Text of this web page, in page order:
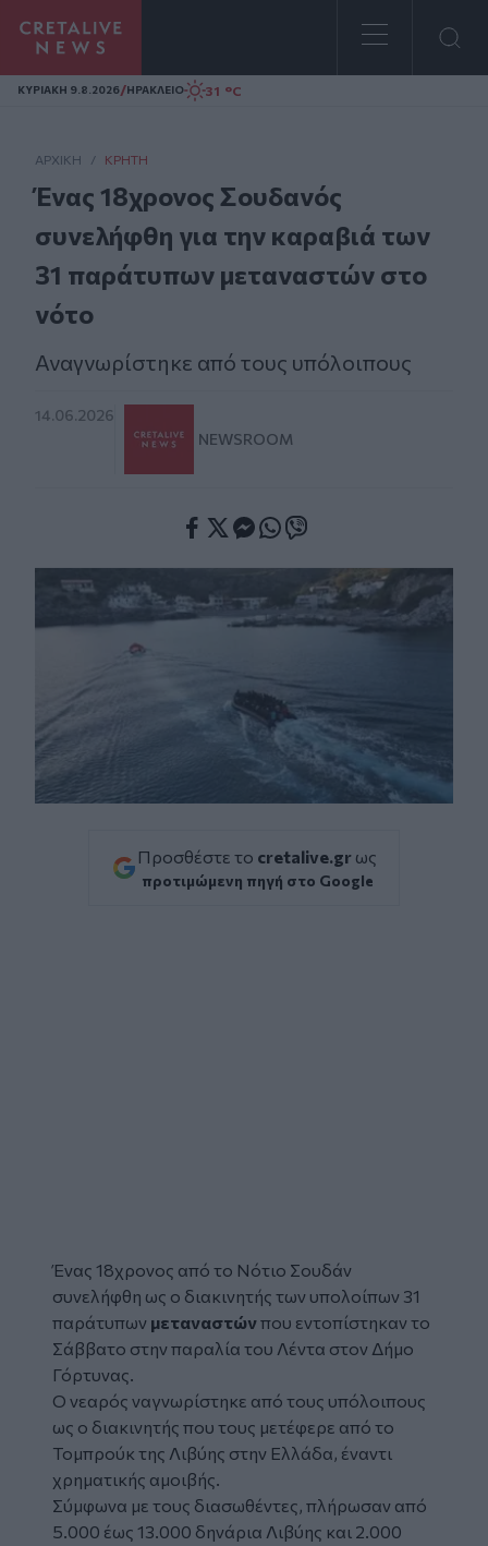
Homepage
ΚΥΡΙΑΚΗ 9.8.2026/ΗΡΑΚΛΕΙΟ 31 °C
ΑΡΧΙΚΗ / ΚΡΉΤΗ
Ένας 18χρονος Σουδανός
συνελήφθη για την καραβιά των
31 παράτυπων μεταναστών στο
νότο
Αναγνωρίστηκε από τους υπόλοιπους
14.06.2026
NEWSROOM
Προσθέστε το cretalive.gr ως
προτιμώμενη πηγή στο Google
Ένας 18χρονος από το Νότιο Σουδάν
συνελήφθη ως ο διακινητής των υπολοίπων 31
παράτυπων μεταναστώνπου εντοπίστηκαν το
Σάββατο στην παραλία του Λέντα στον Δήμο
Γόρτυνας.
Ο νεαρός ναγνωρίστηκε από τους υπόλοιπους
ως ο διακινητής που τους μετέφερε από το
Τομπρούκ της Λιβύης στην Ελλάδα, έναντι
χρηματικής αμοιβής.
Σύμφωνα με τους διασωθέντες, πλήρωσαν από
5.000 έως 13.000 δηνάρια Λιβύης και 2.000